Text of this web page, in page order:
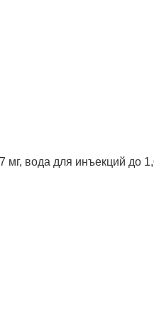
мг, вода для инъекций до